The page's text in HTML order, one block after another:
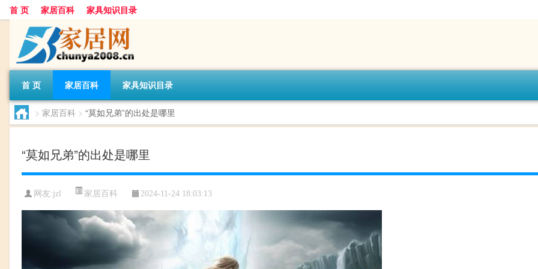
首 页 家居百科 家具知识目录
首 页 家居百科 家具知识目录
> 家居百科 > “莫如兄弟”的出处是哪里
“莫如兄弟”的出处是哪里
网友:jzl 家居百科 2024-11-24 18:03:13